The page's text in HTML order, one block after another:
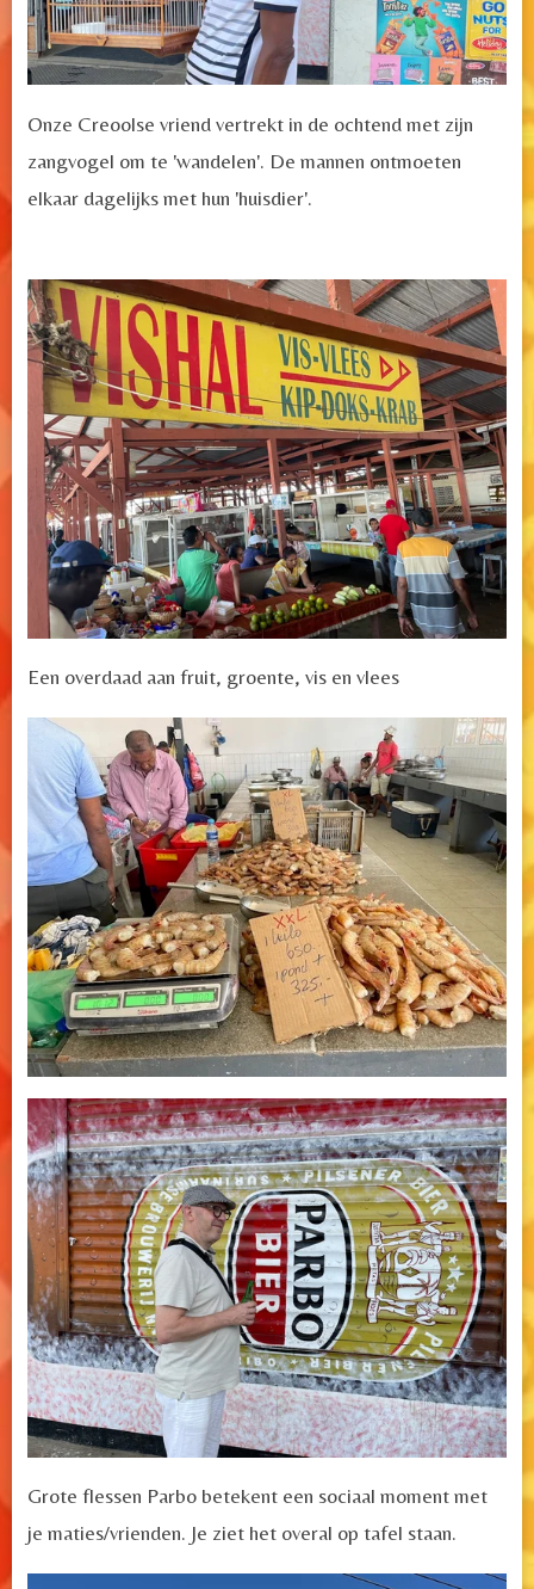
Onze Creoolse vriend vertrekt in de ochtend met zijn
zangvogel om te 'wandelen'. De mannen ontmoeten
elkaar dagelijks met hun 'huisdier'.
Een overdaad aan fruit, groente, vis en vlees
Grote flessen Parbo betekent een sociaal moment met
je maties/vrienden. Je ziet het overal op tafel staan.